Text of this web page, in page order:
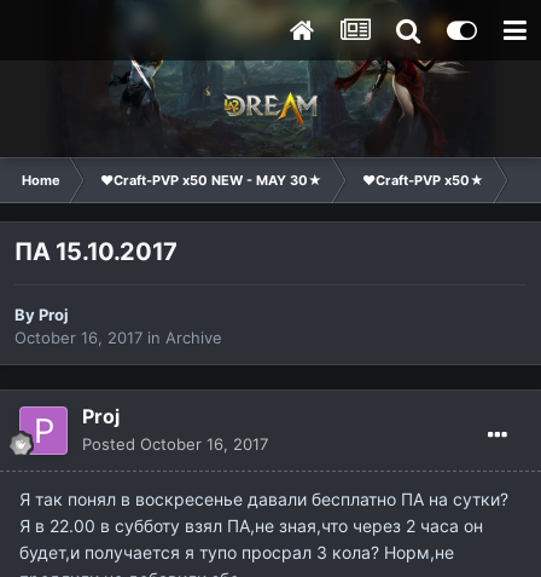
Home ❤Craft-PVP x50 NEW - MAY 30★ ❤Craft-PVP x50★
ПА 15.10.2017
ByProj
October 16, 2017 in Archive
Proj
Posted October 16, 2017
Я так понял в воскресенье давали бесплатно ПА на сутки?
Я в 22.00 в субботу взял ПА,не зная,что через 2 часа он
будет,и получается я тупо просрал 3 кола? Норм,не